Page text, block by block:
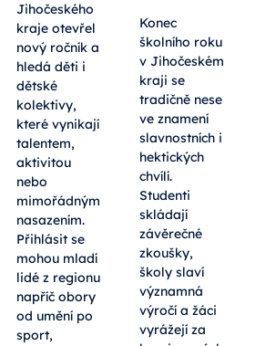
Jihočeského
kraje otevřel
nový ročník a
hledá děti i
dětské
kolektivy,
které vynikají
talentem,
aktivitou
nebo
mimořádným
nasazením.
Přihlásit se
mohou mladí
lidé z regionu
napříč obory
od umění po
sport,
Konec
školního roku
v Jihočeském
kraji se
tradičně nese
ve znamení
slavnostních i
hektických
chvílí.
Studenti
skládají
závěrečné
zkoušky,
školy slaví
významná
výročí a žáci
vyrážejí za